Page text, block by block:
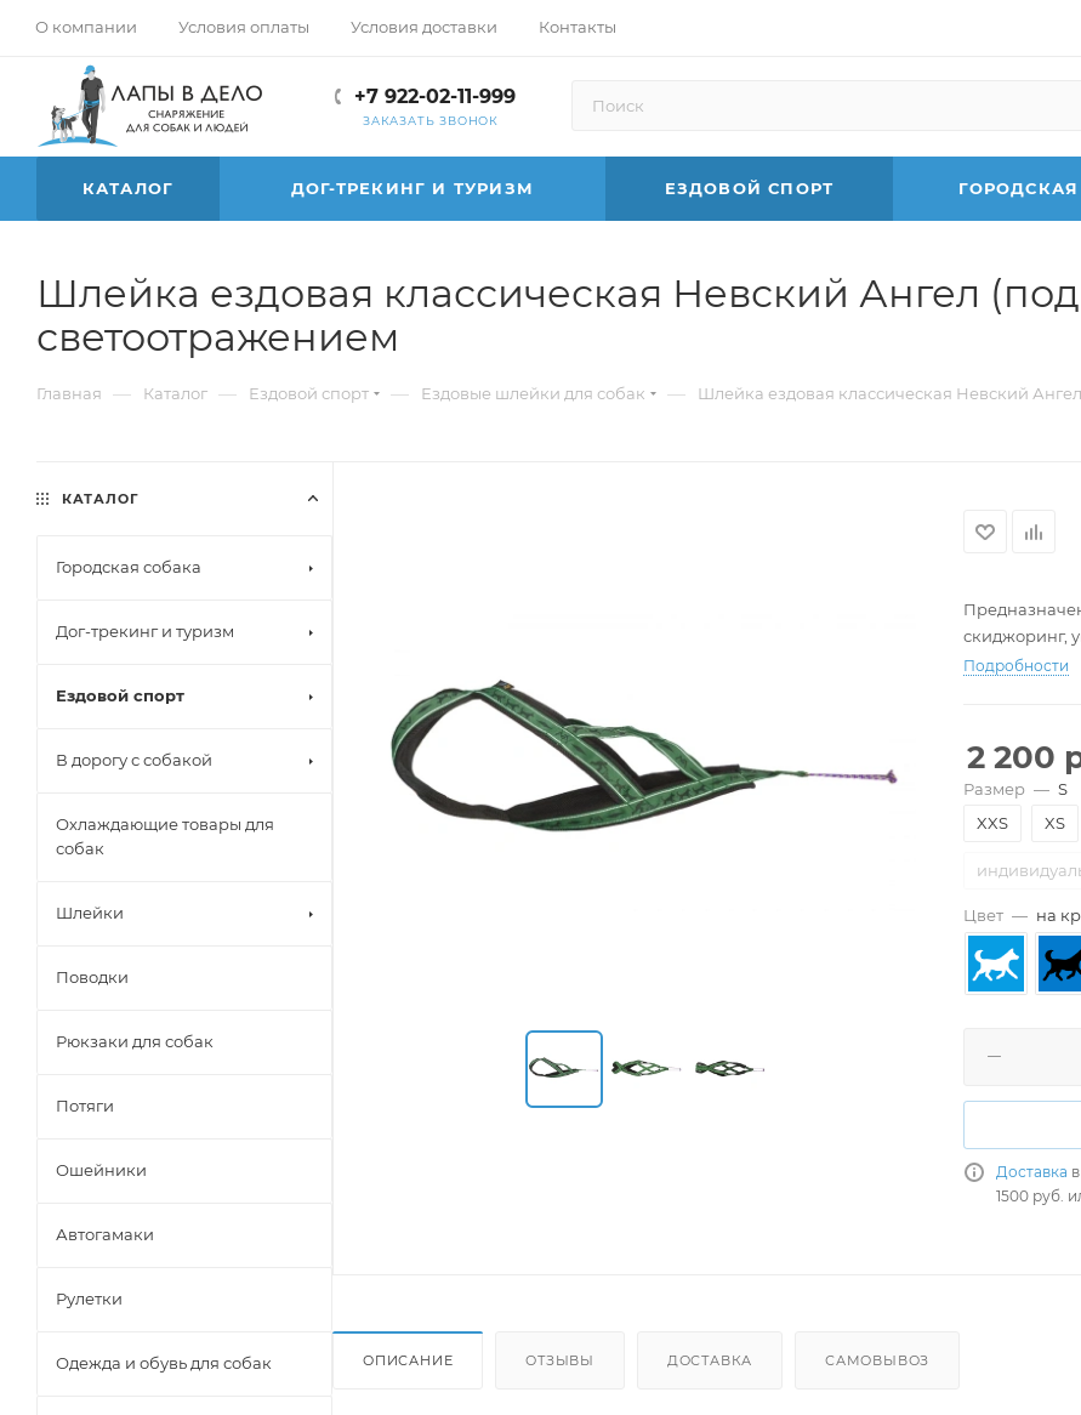
О компании Условия оплаты Условия доставки Контакты
+7 922-02-11-999
ЗАКАЗАТЬ ЗВОНОК
КАТАЛОГ ДОГ-ТРЕКИНГ И ТУРИЗМ ЕЗДОВОЙ СПОРТ
Шлейка ездовая классическая Невский Ангел
светоотражением
Главная — Каталог — Ездовой спорт — Ездовые шлейки для собак — Шлейка ездовая классическая Невский
скиджоринг,
Подробности
2 200
Размер — S
XXS
XS
Цвет — на
Доставка
1500 руб.
ОПИСАНИЕ ОТЗЫВЫ ДОСТАВКА САМОВЫВОЗ
КАТАЛОГ
Городская собака
Дог-трекинг и туризм
Ездовой спорт
В дорогу с собакой
Охлаждающие товары для
собак
Шлейки
Поводки
Рюкзаки для собак
Потяги
Ошейники
Автогамаки
Рулетки
Одежда и обувь для собак